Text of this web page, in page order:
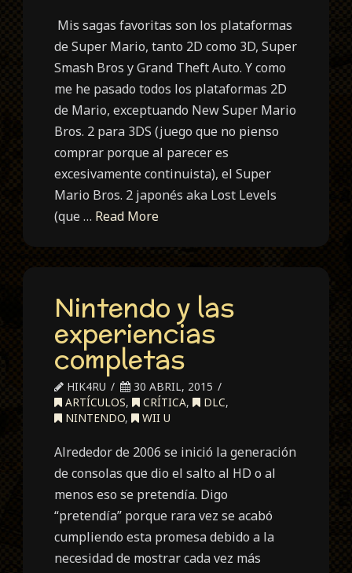
Mis sagas favoritas son los plataformas
de Super Mario, tanto 2D como 3D, Super
Smash Bros y Grand Theft Auto. Y como
me he pasado todos los plataformas 2D
de Mario, exceptuando New Super Mario
Bros. 2 para 3DS (juego que no pienso
comprar porque al parecer es
excesivamente continuista), el Super
Mario Bros. 2 japonés aka Lost Levels
(que … Read More
Nintendo y las
experiencias
completas
HIK4RU
30 ABRIL, 2015
ARTÍCULOS, CRÍTICA, DLC,
NINTENDO, WII U
Alrededor de 2006 se inició la generación
de consolas que dio el salto al HD o al
menos eso se pretendía. Digo
“pretendía” porque rara vez se acabó
cumpliendo esta promesa debido a la
necesidad de mostrar cada vez más